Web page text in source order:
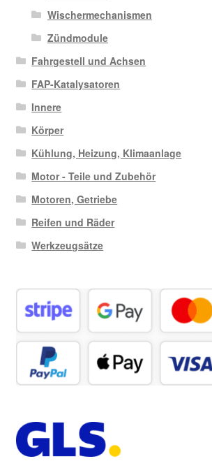
Wischermechanismen
Zündmodule
Fahrgestell und Achsen
FAP-Katalysatoren
Innere
Körper
Kühlung, Heizung, Klimaanlage
Motor - Teile und Zubehör
Motoren, Getriebe
Reifen und Räder
Werkzeugsätze